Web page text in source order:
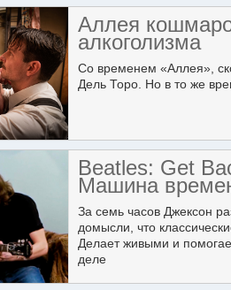
Аллея
алкоголизма
Со временем «Аллея»,
Дель Торо. Но в то же
Beatles: Get
Машина
За семь часов Джексон
домысли, что
Делает живыми и
деле